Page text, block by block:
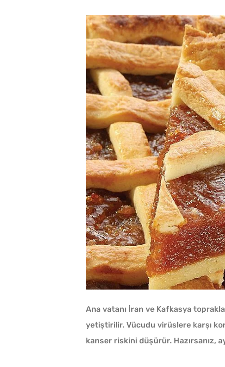
Ana vatanı İran ve Kafkasya
yetiştirilir. Vücudu virüslere karşı
kanser riskini düşürür. Hazırsanız,